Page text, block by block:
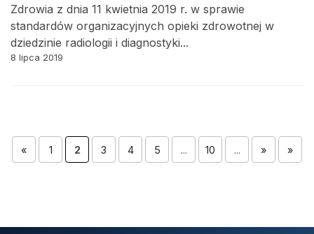
Zdrowia z dnia 11 kwietnia 2019 r. w sprawie
standardów organizacyjnych opieki zdrowotnej w
dziedzinie radiologii i diagnostyki...
8 lipca 2019
« 1 2 3 4 5 ... 10 ... » »